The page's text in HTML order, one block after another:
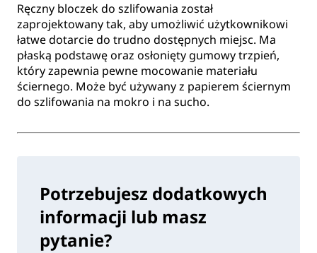
Ręczny bloczek do szlifowania został
zaprojektowany tak, aby umożliwić użytkownikowi
łatwe dotarcie do trudno dostępnych miejsc. Ma
płaską podstawę oraz osłonięty gumowy trzpień,
który zapewnia pewne mocowanie materiału
ściernego. Może być używany z papierem ściernym
do szlifowania na mokro i na sucho.
Potrzebujesz dodatkowych
informacji lub masz
pytanie?